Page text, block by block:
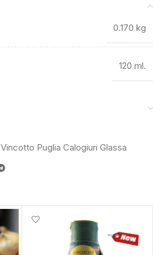
0.170 kg
120 ml.
Vincotto Puglia Calogiuri Glassa